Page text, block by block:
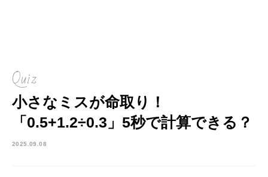
Quiz
小さなミスが命取り！
「0.5+1.2÷0.3」5秒で計算できる？
2025.09.08